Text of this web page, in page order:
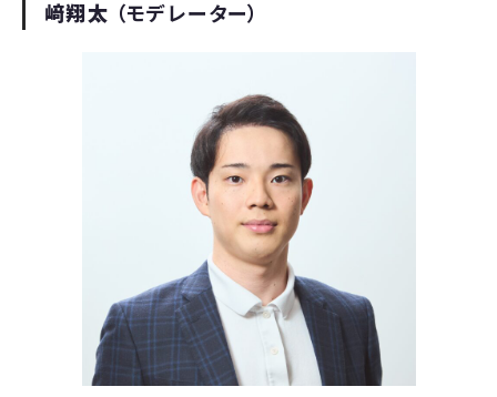
﨑翔太 （モデレーター）